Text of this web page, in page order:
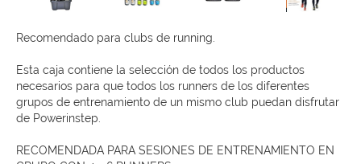
Recomendado para clubs de running.
Esta caja contiene la selección de todos los productos
necesarios para que todos los runners de los diferentes
grupos de entrenamiento de un mismo club puedan disfrutar
de Powerinstep.
RECOMENDADA PARA SESIONES DE ENTRENAMIENTO EN